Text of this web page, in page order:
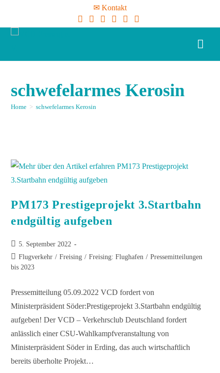
✉ Kontakt
schwefelarmes Kerosin
Home > schwefelarmes Kerosin
PM173 Prestigeprojekt 3.Startbahn
endgültig aufgeben
5. September 2022
Flugverkehr / Freising / Freising: Flughafen / Pressemitteilungen
bis 2023
Pressemitteilung 05.09.2022 VCD fordert von
Ministerpräsident Söder:Prestigeprojekt 3.Startbahn endgültig
aufgeben! Der VCD – Verkehrsclub Deutschland fordert
anlässlich einer CSU-Wahlkampfveranstaltung von
Ministerpräsident Söder in Erding, das auch wirtschaftlich
bereits überholte Projekt…